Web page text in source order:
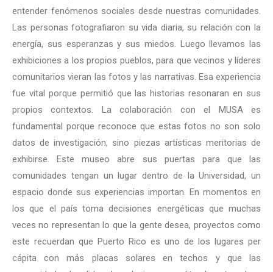
entender fenómenos sociales desde nuestras comunidades.
Las personas fotografiaron su vida diaria, su relación con la
energía, sus esperanzas y sus miedos. Luego llevamos las
exhibiciones a los propios pueblos, para que vecinos y líderes
comunitarios vieran las fotos y las narrativas. Esa experiencia
fue vital porque permitió que las historias resonaran en sus
propios contextos. La colaboración con el MUSA es
fundamental porque reconoce que estas fotos no son solo
datos de investigación, sino piezas artísticas meritorias de
exhibirse. Este museo abre sus puertas para que las
comunidades tengan un lugar dentro de la Universidad, un
espacio donde sus experiencias importan. En momentos en
los que el país toma decisiones energéticas que muchas
veces no representan lo que la gente desea, proyectos como
este recuerdan que Puerto Rico es uno de los lugares per
cápita con más placas solares en techos y que las